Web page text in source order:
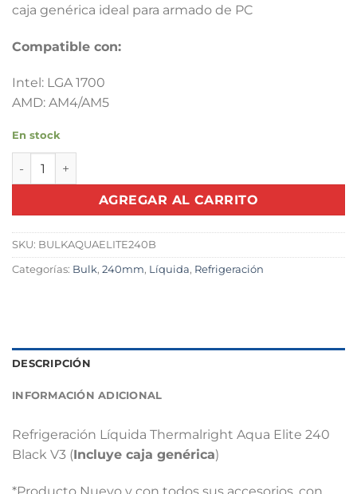
caja genérica ideal para armado de PC
Compatible con:
Intel: LGA 1700
AMD: AM4/AM5
En stock
Refrigeración Líquida Thermalright Aqua Elite 240 Black
AGREGAR AL CARRITO
SKU: BULKAQUAELITE240B
Categorías: Bulk, 240mm, Líquida, Refrigeración
DESCRIPCIÓN
INFORMACIÓN ADICIONAL
Refrigeración Líquida Thermalright Aqua Elite 240
Black V3 (Incluye caja genérica)
*Producto Nuevo y con todos sus accesorios, con